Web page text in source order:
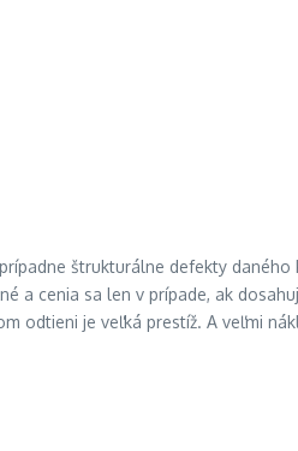
štrukturálne defekty daného
a cenia sa len v prípade, ak
odtieni je veľká prestíž. A veľmi